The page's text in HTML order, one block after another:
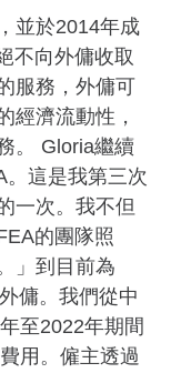
並於2014年成
不向外傭收取
服務，外傭可
經濟流動性，
。 Gloria繼續
這是我第三次
一次。我不但
的團隊照
」到目前為
傭。我們從中
至2022年期間
用。僱主透過